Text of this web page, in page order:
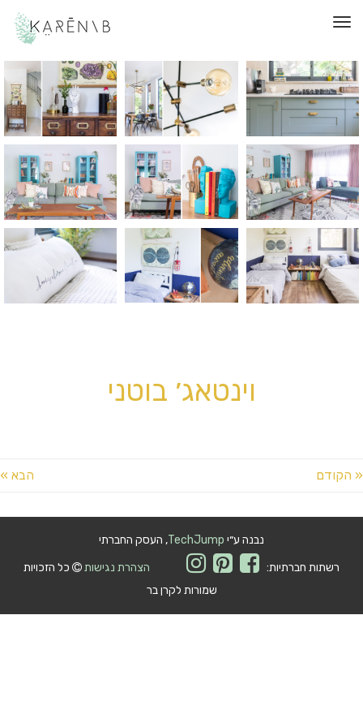
תפריט
וינטאג׳ בוטני
הבא »
נבנה ע״יTechJump, העסק החברתי
רשתות חברתיות:
הצהרת נגישות
כל הזכויות
שמורות לקרן בר